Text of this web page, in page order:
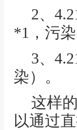
2、
*1，污
3、
染）。
这样
以通过